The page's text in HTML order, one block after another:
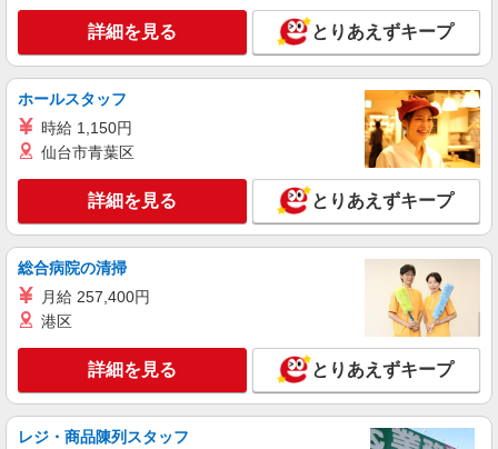
できる看護助手♪
時給1500円〜2125円 ＜日払い有/週払い有/交
通費全支給(ガソリン代含む)＞
飯田市内 ※最寄り：飯田・鼎・伊那八幡等
キープ 詳細を見る
株式会社kotrio /●MT-H-1959130
飯田市｜看護師さんのサポートスタッフ募集♪
時給1500円〜2125円 ＜日払い有/週払い有/交
飯田市内 ※最寄り：飯田・鼎・伊那八幡等
キープ 詳細を見る
派遣社員
詳細を見る とりあえずキープ
ホールスタッフ
時給 1,150円
仙台市青葉区
詳細を見る とりあえずキープ
総合病院の清掃
月給 257,400円
港区
詳細を見る とりあえずキープ
レジ・商品陳列スタッフ